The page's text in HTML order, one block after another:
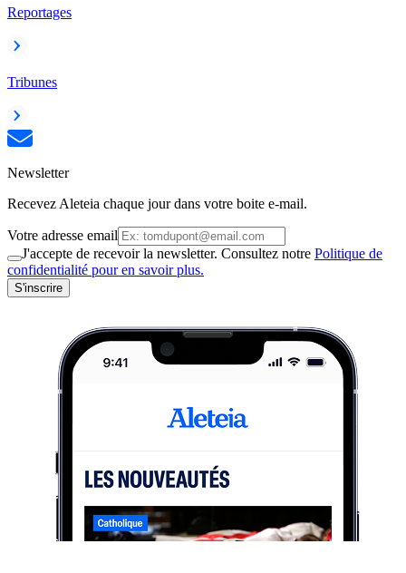
Reportages
Tribunes
Newsletter
Recevez Aleteia chaque jour dans votre boite e-mail.
Votre adresse email
J'accepte de recevoir la newsletter. Consultez notre Politique de
confidentialité pour en savoir plus.
S'inscrire